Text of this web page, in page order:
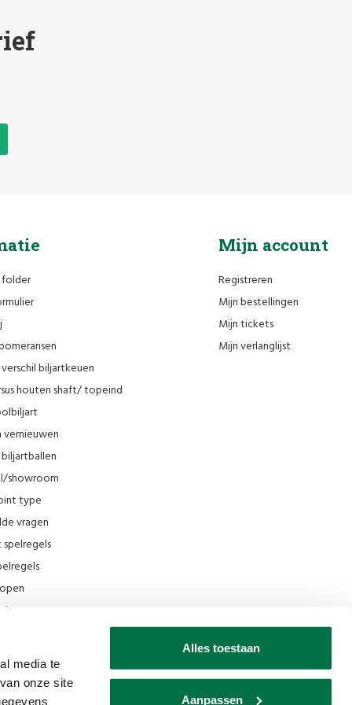
media te
onze site
Alles toestaan
Aanpassen
biljartkeuen
houten shaft/ topeind
vernieuwen
showroom
type
vragen
Van den Broek Biljarts
Mijn account
Registreren
Mijn bestellingen
Mijn tickets
Mijn verlanglijst